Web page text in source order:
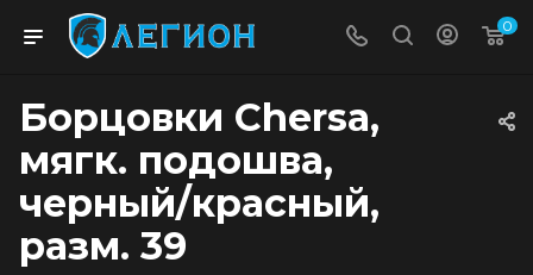
0
Борцовки Chersa,
мягк. подошва,
черный/красный,
разм. 39